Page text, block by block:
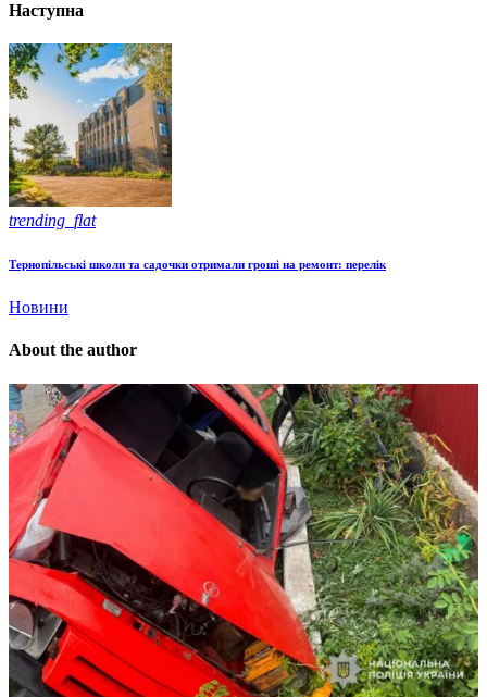
Наступна
trending_flat
Тернопільські школи та садочки отримали гроші на ремонт: перелік
Новини
About the author